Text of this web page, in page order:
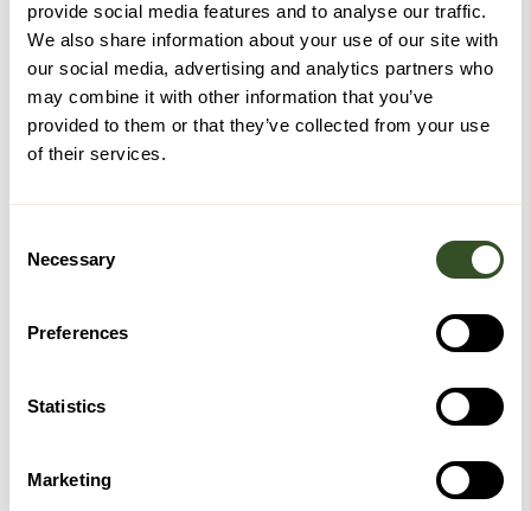
provide social media features and to analyse our traffic.
We also share information about your use of our site with
our social media, advertising and analytics partners who
may combine it with other information that you’ve
provided to them or that they’ve collected from your use
of their services.
Selection
Necessary
Preferences
Statistics
Marketing
Hårvask i seng
499,-
Mjukis toalettsete
Etac
1.999,-